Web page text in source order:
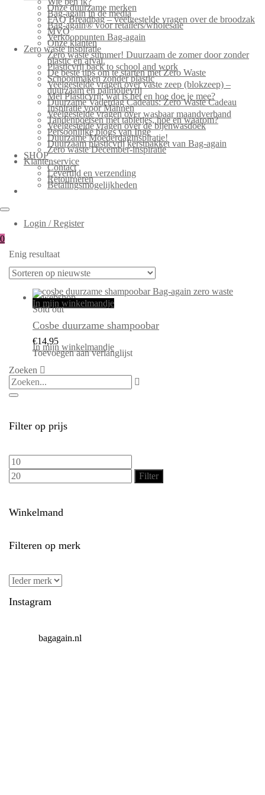
Onze duurzame merken
Bag-again in de media
FAQ Breadbag – veelgestelde vragen over de broodzak
Bag-again® voor retailers/wholesale
MVO
Verkooppunten Bag-again
Onze klanten
Zero waste inspiratie
Zero waste summer! Duurzaam de zomer door zonder
plastic en afval.
Plasticvrij back to school and work
De beste tips om te starten met Zero Waste
Schoonmaken zonder plastic
Veelgestelde vragen over vaste zeep (blokzeep) –
duurzaam en palmolievrij
Mei Plasticvrij: wat is het en hoe doe je mee?
Duurzame Vaderdag Cadeaus: Zero Waste Cadeau
Inspiratie voor Mannen
Veelgestelde vragen over wasbaar maandverband
Tandenpoetsen met tabletjes, hoe en waarom?
Veelgestelde vragen over de bijenwasdoek
Persoonlijke blogs van Inge
Duurzame Moederdaginspiratie!
Duurzaam plasticvrij kerstpakket van Bag-again
Zero waste December-inspiratie
SHOP
Klantenservice
Contact
Levertijd en verzending
Retourneren
Betalingsmogelijkheden
Login / Register
0
Enig resultaat
In mijn winkelmandje
Sold out
Cosbe duurzame shampoobar
€14,95
In mijn winkelmandje
Toevoegen aan verlanglijst
Zoeken
Filter op prijs
Min.
prijs
Max.
Filter
Winkelmand
Filteren op merk
Instagram
bagagain.nl